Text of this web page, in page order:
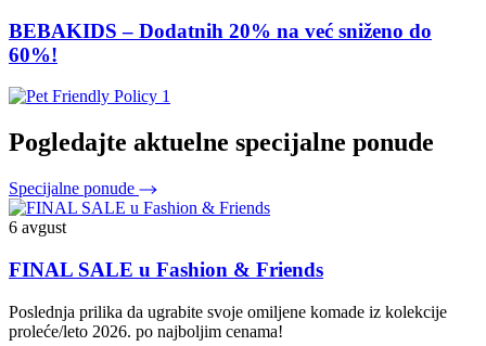
BEBAKIDS – Dodatnih 20% na već sniženo do
60%!
Pogledajte aktuelne specijalne ponude
Specijalne ponude
6 avgust
FINAL SALE u Fashion & Friends
Poslednja prilika da ugrabite svoje omiljene komade iz kolekcije
proleće/leto 2026. po najboljim cenama!